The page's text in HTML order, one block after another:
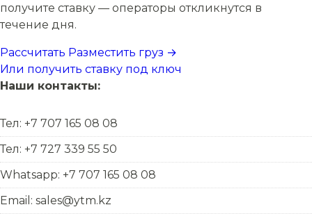
получите ставку — операторы откликнутся в
течение дня.
Рассчитать Разместить груз →
Или получить ставку под ключ
Наши контакты:
Тел: +7 707 165 08 08
Тел: +7 727 339 55 50
Whatsapp: +7 707 165 08 08
Email: sales@ytm.kz